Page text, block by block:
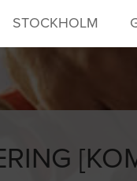
STOCKHOLM